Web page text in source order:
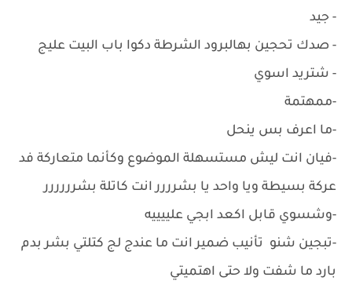
- جيد
- صدك تحجين بهالبرود الشرطة دكوا باب البيت عليج
- شتريد اسوي
-ممهتمة
-ما اعرف بس ينحل
-فيان انت ليش مستسهلة الموضوع وكأنما متعاركة فد
عركة بسيطة ويا واحد يا بشرررر انت كاتلة بشرررررر
-وشسوي قابل اكعد ابجي علييييه
-تبجين شنو تأنيب ضمير انت ما عندج لج كتلتي بشر بدم
بارد ما شفت ولا حتى اهتميتي